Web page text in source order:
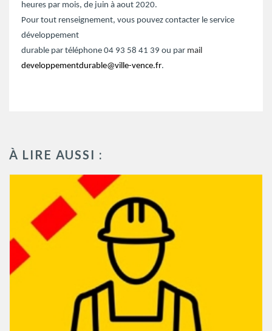
heures par mois, de juin à aout 2020.
Pour tout renseignement, vous pouvez contacter le service
développement
durable par téléphone 04 93 58 41 39 ou par mail
developpementdurable@ville-vence.fr.
À LIRE AUSSI :